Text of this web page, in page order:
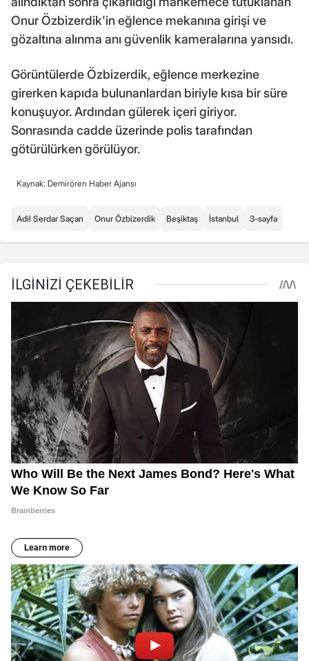
Onur Özbizerdik'in eğlence mekanına girişi ve
gözaltına alınma anı güvenlik kameralarına yansıdı.
Görüntülerde Özbizerdik, eğlence merkezine
girerken kapıda bulunanlardan biriyle kısa bir süre
konuşuyor. Ardından gülerek içeri giriyor.
Sonrasında cadde üzerinde polis tarafından
götürülürken görülüyor.
Kaynak: Demirören Haber Ajansı
Adil Serdar Saçan Onur Özbizerdik Beşiktaş İstanbul 3-sayfa